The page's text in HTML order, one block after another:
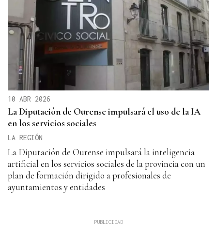
10 ABR 2026
La Diputación de Ourense impulsará el uso de la IA
en los servicios sociales
LA REGIÓN
La Diputación de Ourense impulsará la inteligencia
artificial en los servicios sociales de la provincia con un
plan de formación dirigido a profesionales de
ayuntamientos y entidades